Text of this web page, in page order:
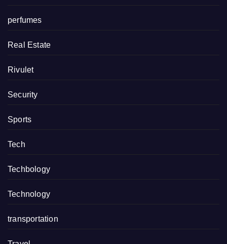
perfumes
Real Estate
Rivulet
Security
Sports
Tech
Techbology
Technology
transportation